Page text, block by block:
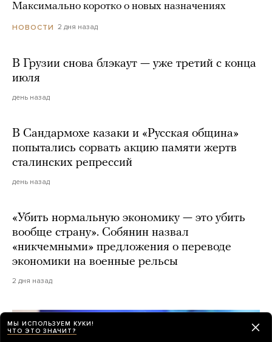
Максимально коротко о новых назначениях
НОВОСТИ 2 дня назад
В Грузии снова блэкаут — уже третий с конца
июля
день назад
В Сандармохе казаки и «Русская община»
попытались сорвать акцию памяти жертв
сталинских репрессий
день назад
«Убить нормальную экономику — это убить
вообще страну». Собянин назвал
«никчемными» предложения о переводе
экономики на военные рельсы
2 дня назад
МЫ ИСПОЛЬЗУЕМ КУКИ!
ЧТО ЭТО ЗНАЧИТ?